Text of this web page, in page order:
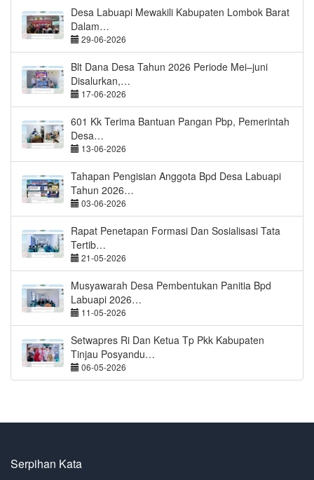
Desa Labuapi Mewakili Kabupaten Lombok Barat
Dalam…
29-06-2026
Blt Dana Desa Tahun 2026 Periode Mei–juni
Disalurkan,…
17-06-2026
601 Kk Terima Bantuan Pangan Pbp, Pemerintah
Desa…
13-06-2026
Tahapan Pengisian Anggota Bpd Desa Labuapi
Tahun 2026…
03-06-2026
Rapat Penetapan Formasi Dan Sosialisasi Tata
Tertib…
21-05-2026
Musyawarah Desa Pembentukan Panitia Bpd
Labuapi 2026…
11-05-2026
Setwapres Ri Dan Ketua Tp Pkk Kabupaten
Tinjau Posyandu…
06-05-2026
Serpihan Kata